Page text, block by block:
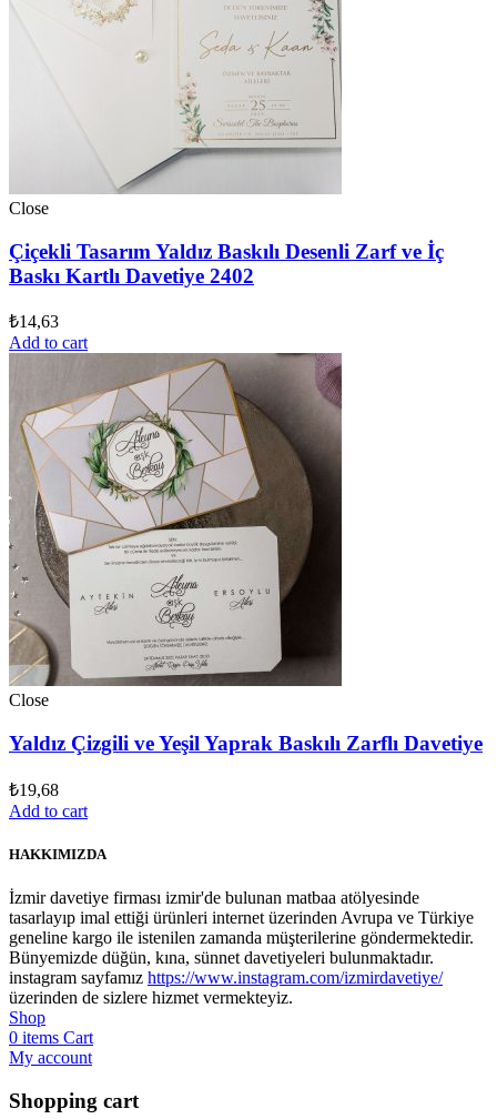
Close
Çiçekli Tasarım Yaldız Baskılı Desenli Zarf ve İç
Baskı Kartlı Davetiye 2402
₺14,63
Add to cart
Close
Yaldız Çizgili ve Yeşil Yaprak Baskılı Zarflı Davetiye
₺19,68
Add to cart
HAKKIMIZDA
İzmir davetiye firması izmir'de bulunan matbaa atölyesinde
tasarlayıp imal ettiği ürünleri internet üzerinden Avrupa ve Türkiye
geneline kargo ile istenilen zamanda müşterilerine göndermektedir.
Bünyemizde düğün, kına, sünnet davetiyeleri bulunmaktadır.
instagram sayfamız https://www.instagram.com/izmirdavetiye/
üzerinden de sizlere hizmet vermekteyiz.
Shop
0 items Cart
My account
Shopping cart